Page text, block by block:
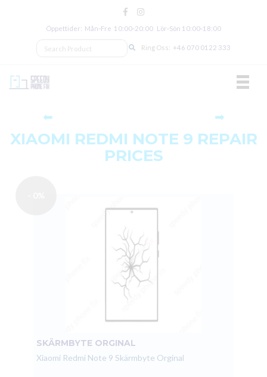
Öppettider: Mån‑Fre 10:00‑20:00 Lör‑Sön 10:00‑18:00
Ring Oss: +46 070 0122 333
⬅ ➡
XIAOMI REDMI NOTE 9 REPAIR
PRICES
SKÄRMBYTE ORGINAL
Xiaomi Redmi Note 9 Skärmbyte Orginal